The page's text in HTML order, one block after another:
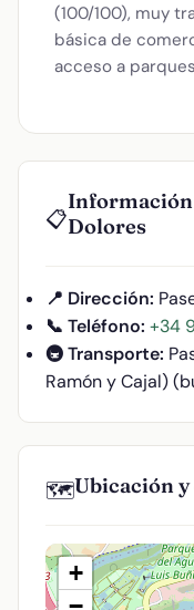
(100/100), muy
básica de
acceso a
📋
Información
Dolores
📍 Dirección:
📞 Teléfono: +34
🚇 Transporte:
Ramón y Cajal)
🗺️Ubicación y
+